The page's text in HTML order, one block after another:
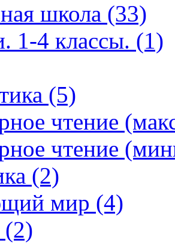
школа (33)
1-4 классы. (1)
(5)
чтение
чтение
(2)
мир (4)
(2)